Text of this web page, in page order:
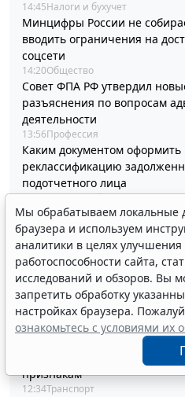
14:45Налоги и бухучет
Минцифры России не
вводить ограничения на
соцсети
14:20Общество
Совет ФПА РФ утвердил
разъяснения по вопросам
деятельности
13:56Профессия
Каким документом оформить
реклассификацию
подотчетного лица
13:37Бюджетный учет
Определены особенности
частных медорганизаций в
системы ОМС
13:19Социальная сфера
Спецрежим НПД вправе
несовершеннолетние в
до 18 лет
12:58Налоги и бухучет
При госрегистрации судна
соответствие
признакам
12:34Транспорт
Мы обрабатываем локальные
браузера и используем
аналитики в целях
работоспособности сайта,
исследований и обзоров. Вы
запретить обработку
настройках браузера.
ознакомьтесь с условиями их